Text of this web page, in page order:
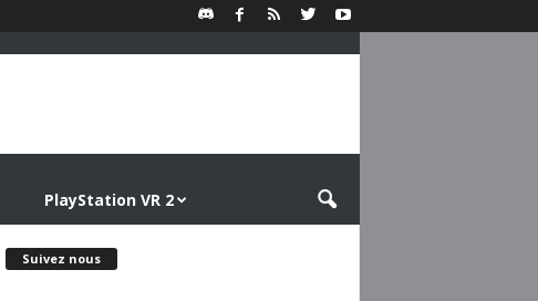
PlayStation VR 2
Suivez nous